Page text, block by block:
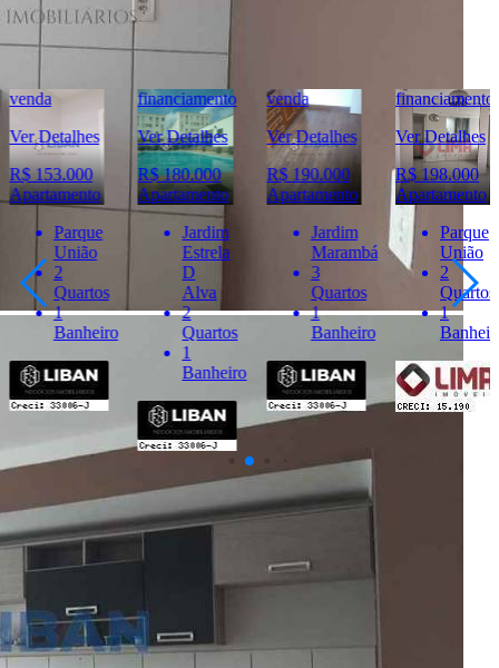
condições detalhadas para negociação deste imóvel.
Imóveis Similares
financiamento
Ver Detalhes
R$ 180.000
Apartamento
Jardim
Estrela
D
Alva
2
Quartos
Banheiro
venda
Ver Detalhes
R$ 190.000
Apartamento
Jardim
Marambá
3
Quartos
1
Banheiro
financiamento
Ver Detalhes
R$ 198.000
Apartamento
Parque
União
2
Quartos
1
Banheiro
financiamento
Ver Detalhes
R$ 160.000
Apartamento
Vila
Cardia
1
Quarto
1
Últimos Imóveis Visitados
Ver Detalhes
R$ 180.000
Apartamento